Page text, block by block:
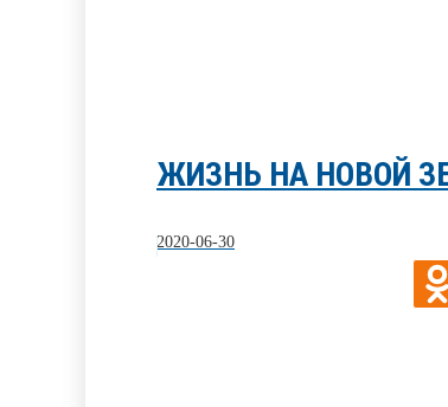
ЖИЗНЬ НА НОВОЙ
2020-06-30